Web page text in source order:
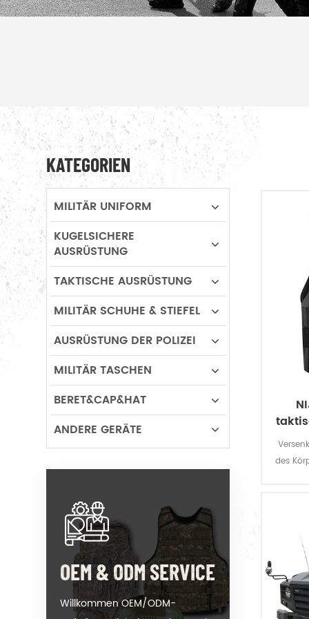
des
KATEGORIEN
MILITÄR UNIFORM
KUGELSICHERE
AUSRÜSTUNG
TAKTISCHE AUSRÜSTUNG
MILITÄR SCHUHE & STIEFEL
AUSRÜSTUNG DER POLIZEI
MILITÄR TASCHEN
BERET&CAP&HAT
ANDERE GERÄTE
OEM & ODM SERVICE
Willkommen OEM/ODM-